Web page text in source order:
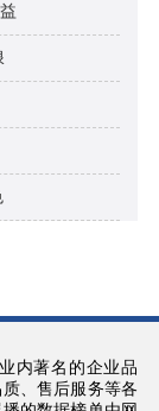
内著名的企业品
、售后服务等各